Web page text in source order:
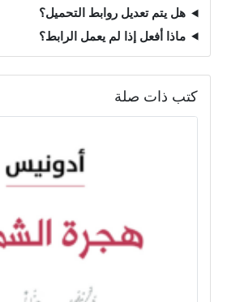
هل يتم تعديل روابط التحميل؟
ماذا أفعل إذا لم يعمل الرابط؟
كتب ذات صلة